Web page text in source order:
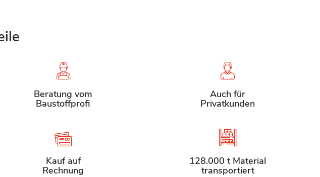
Beratung vom
Baustoffprofi
Auch für
Privatkunden
Kauf auf
Rechnung
128.000 t Material
transportiert